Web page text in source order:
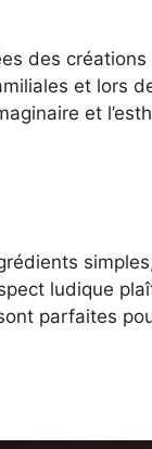
des créations
et lors
et
ludique
parfaites